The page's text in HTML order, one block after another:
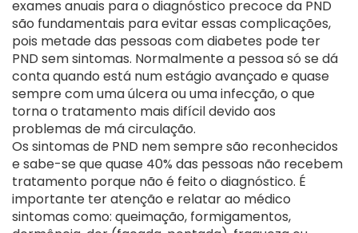
exames anuais para o diagnóstico precoce da PND
são fundamentais para evitar essas complicações,
pois metade das pessoas com diabetes pode ter
PND sem sintomas. Normalmente a pessoa só se dá
conta quando está num estágio avançado e quase
sempre com uma úlcera ou uma infecção, o que
torna o tratamento mais difícil devido aos
problemas de má circulação.
Os sintomas de PND nem sempre são reconhecidos
e sabe-se que quase 40% das pessoas não recebem
tratamento porque não é feito o diagnóstico. É
importante ter atenção e relatar ao médico
sintomas como: queimação, formigamentos,